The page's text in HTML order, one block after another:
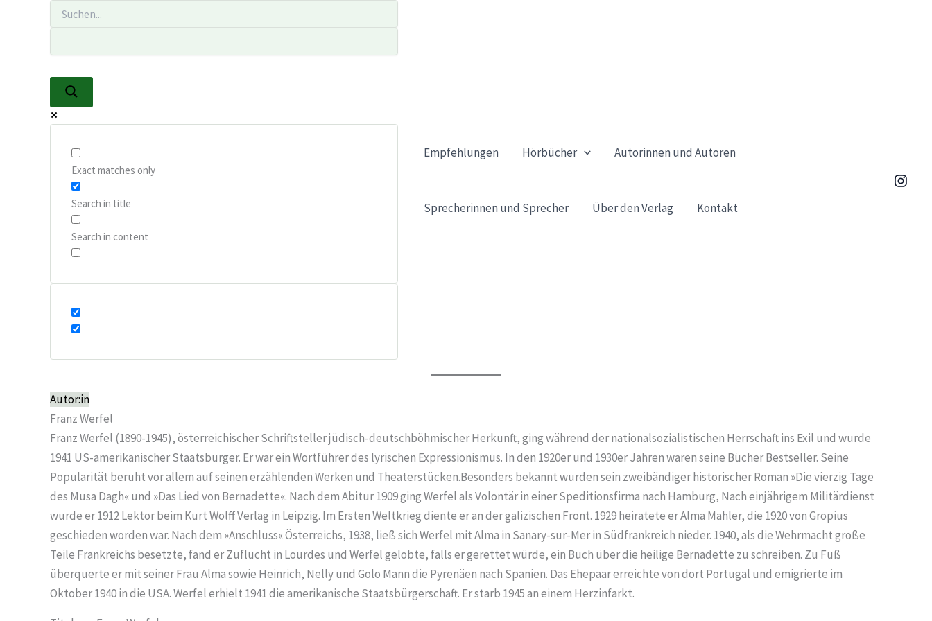
Exact matches only
Search in title
Search in content
Empfehlungen Hörbücher Autorinnen und Autoren
Sprecherinnen und Sprecher Über den Verlag Kontakt
Autor:in
Franz Werfel
Franz Werfel (1890-1945), österreichischer Schriftsteller jüdisch-deutschböhmischer Herkunft, ging während der nationalsozialistischen Herrschaft ins Exil und wurde
1941 US-amerikanischer Staatsbürger. Er war ein Wortführer des lyrischen Expressionismus. In den 1920er und 1930er Jahren waren seine Bücher Bestseller. Seine
Popularität beruht vor allem auf seinen erzählenden Werken und Theaterstücken.Besonders bekannt wurden sein zweibändiger historischer Roman »Die vierzig Tage
des Musa Dagh« und »Das Lied von Bernadette«. Nach dem Abitur 1909 ging Werfel als Volontär in einer Speditionsfirma nach Hamburg, Nach einjährigem Militärdienst
wurde er 1912 Lektor beim Kurt Wolff Verlag in Leipzig. Im Ersten Weltkrieg diente er an der galizischen Front. 1929 heiratete er Alma Mahler, die 1920 von Gropius
geschieden worden war. Nach dem »Anschluss« Österreichs, 1938, ließ sich Werfel mit Alma in Sanary-sur-Mer in Südfrankreich nieder. 1940, als die Wehrmacht große
Teile Frankreichs besetzte, fand er Zuflucht in Lourdes und Werfel gelobte, falls er gerettet würde, ein Buch über die heilige Bernadette zu schreiben. Zu Fuß
überquerte er mit seiner Frau Alma sowie Heinrich, Nelly und Golo Mann die Pyrenäen nach Spanien. Das Ehepaar erreichte von dort Portugal und emigrierte im
Oktober 1940 in die USA. Werfel erhielt 1941 die amerikanische Staatsbürgerschaft. Er starb 1945 an einem Herzinfarkt.